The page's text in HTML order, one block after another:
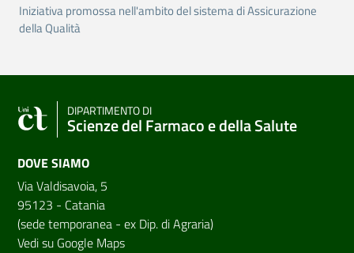
Iniziativa promossa nell'ambito del sistema di Assicurazione
della Qualità
DIPARTIMENTO DI
Scienze del Farmaco e della Salute
DOVE SIAMO
Via Valdisavoia, 5
95123 - Catania
(sede temporanea - ex Dip. di Agraria)
Vedi su Google Maps